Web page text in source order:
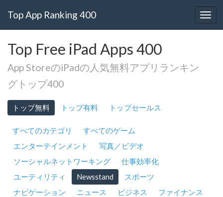
Top App Ranking 400
Top Free iPad Apps 400
App StoreのiPadの人気無料アプリランキン
グトップ400
トップ無料 トップ有料 トップセールス
すべてのカテゴリ
すべてのゲーム
エンターテインメント
写真／ビデオ
ソーシャルネットワーキング
仕事効率化
ユーティリティ
Newsstand
スポーツ
ナビゲーション
ニュース ビジネス
ファイナンス